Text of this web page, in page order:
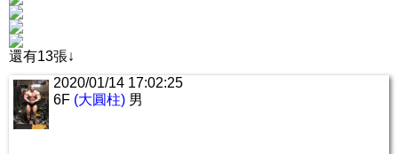
還有13張↓
2020/01/14 17:02:25
6F (大圓柱) 男